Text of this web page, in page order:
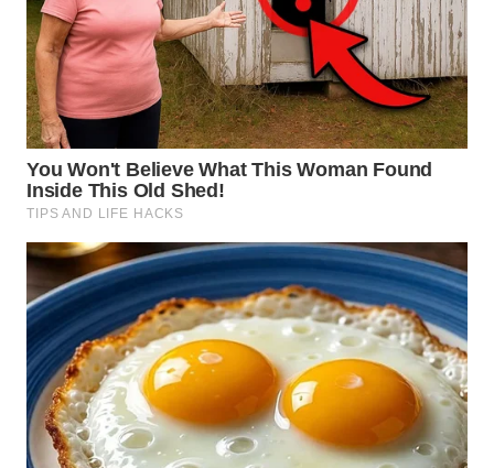
WN
KALTARA
WN
KALSEL
WN
KALTIM
SULSEL
WN
GORONTALO
WN
SULUT